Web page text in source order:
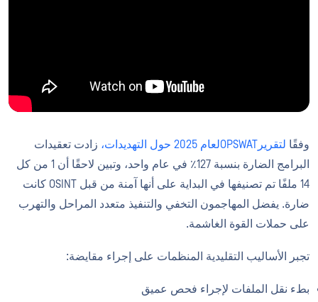
وفقًا لتقريرOPSWATلعام 2025 حول التهديدات،
زادت تعقيدات
البرامج الضارة بنسبة 127٪ في عام واحد، وتبين لاحقًا أن 1 من كل
14 ملفًا تم تصنيفها في البداية على أنها آمنة من قبل OSINT كانت
ضارة. يفضل المهاجمون التخفي والتنفيذ متعدد المراحل والتهرب
على حملات القوة الغاشمة.
تجبر الأساليب التقليدية المنظمات على إجراء مقايضة:
بطء نقل الملفات لإجراء فحص عميق